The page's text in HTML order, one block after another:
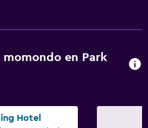
en Park
Hotel